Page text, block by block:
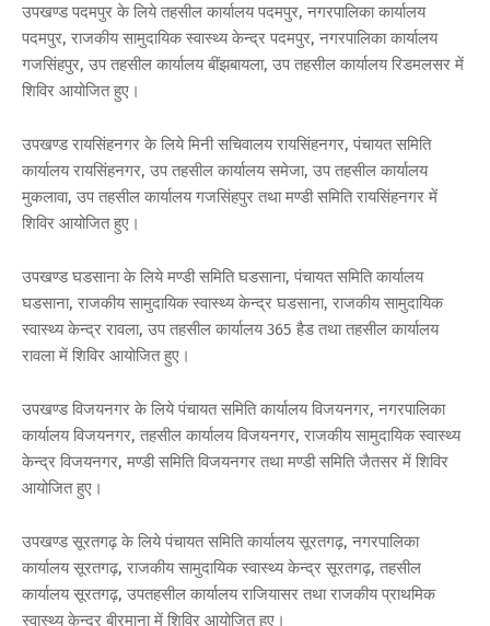
उपखण्ड पदमपुर के लिये तहसील कार्यालय पदमपुर, नगरपालिका कार्यालय
पदमपुर, राजकीय सामुदायिक स्वास्थ्य केन्द्र पदमपुर, नगरपालिका कार्यालय
गजसिंहपुर, उप तहसील कार्यालय बींझबायला, उप तहसील कार्यालय रिडमलसर में
शिविर आयोजित हुए।
उपखण्ड रायसिंहनगर के लिये मिनी सचिवालय रायसिंहनगर, पंचायत समिति
कार्यालय रायसिंहनगर, उप तहसील कार्यालय समेजा, उप तहसील कार्यालय
मुकलावा, उप तहसील कार्यालय गजसिंहपुर तथा मण्डी समिति रायसिंहनगर में
शिविर आयोजित हुए।
उपखण्ड घडसाना के लिये मण्डी समिति घडसाना, पंचायत समिति कार्यालय
घडसाना, राजकीय सामुदायिक स्वास्थ्य केन्द्र घडसाना, राजकीय सामुदायिक
स्वास्थ्य केन्द्र रावला, उप तहसील कार्यालय 365 हैड तथा तहसील कार्यालय
रावला में शिविर आयोजित हुए।
उपखण्ड विजयनगर के लिये पंचायत समिति कार्यालय विजयनगर, नगरपालिका
कार्यालय विजयनगर, तहसील कार्यालय विजयनगर, राजकीय सामुदायिक स्वास्थ्य
केन्द्र विजयनगर, मण्डी समिति विजयनगर तथा मण्डी समिति जैतसर में शिविर
आयोजित हुए।
उपखण्ड सूरतगढ़ के लिये पंचायत समिति कार्यालय सूरतगढ़, नगरपालिका
कार्यालय सूरतगढ़, राजकीय सामुदायिक स्वास्थ्य केन्द्र सूरतगढ़, तहसील
कार्यालय सूरतगढ़, उपतहसील कार्यालय राजियासर तथा राजकीय प्राथमिक
स्वास्थ्य केन्द्र बीरमाना में शिविर आयोजित हुए।